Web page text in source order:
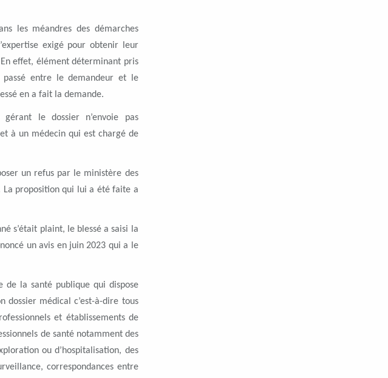
les méandres des démarches
exigé pour obtenir leur
effet, élément déterminant pris
passé entre le demandeur et le
en a fait la demande.
le dossier n’envoie pas
à un médecin qui est chargé de
un refus par le ministère des
La proposition qui lui a été faite a
s’était plaint, le blessé a saisi la
un avis en juin 2023 qui a le
de la santé publique qui dispose
dossier médical c’est-à-dire tous
et établissements de
de santé notamment des
ou d’hospitalisation, des
correspondances entre